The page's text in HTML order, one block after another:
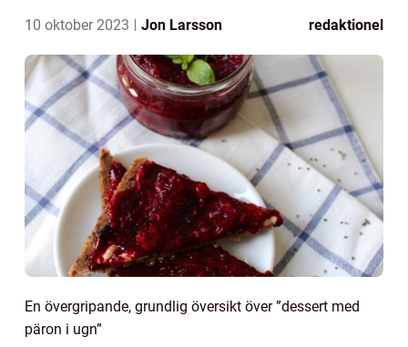
10 oktober 2023 Jon Larsson redaktionel
En övergripande, grundlig översikt över ”dessert med
päron i ugn”